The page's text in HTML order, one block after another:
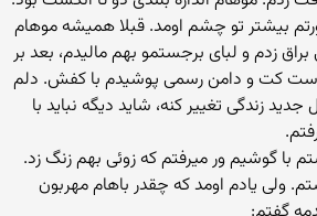
بیشتر تو چشم اومد. قبلا همیشه موهام
زدم و لبای برجستمو بهم مالیدم، بعد بر
کت و دامن رسمی پوشیدم با کفش. دلم
زندگی تغییر کنه، شاید دیگه نباید با
با گوشیم ور میرفتم که زوئی بهم زنگ زد.
ولی یادم اومد که چقدر باهام مهربون